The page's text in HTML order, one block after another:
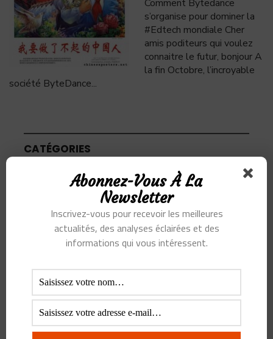
Comment Bytedance
s’organise pour dominer la
#Edtech mondiale Cher
amis poditeurs qui voulez
connaitre le futur, bonjour A
la fin Octobre, l’incroyable
société ByteDance...
CATÉGORIES
Podcast
SUJETS
Alibaba Alihealth Alipay ant
Ant Group
Abonnez-Vous À La
Newsletter
Inscrivez-vous pour recevoir les meilleures
actualités, des analyses éclairées et des
informations qui vous intéressent.